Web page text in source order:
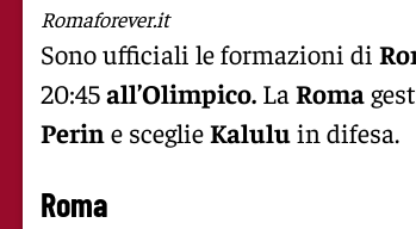
Romaforever.it
Sono ufficiali le formazioni di
20:45all’Olimpico. La Roma
Perine sceglieKaluluin difesa.
Roma